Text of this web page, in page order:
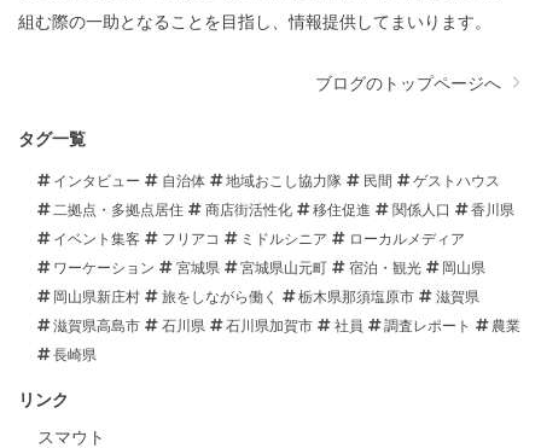
組む際の一助となることを目指し、情報提供してまいります。
ブログのトップページへ
タグ一覧
インタビュー 自治体 地域おこし協力隊 民間
ゲストハウス
二拠点・多拠点居住
商店街活性化 移住促進 関係人口
香川県
イベント集客
フリアコ ミドルシニア
ローカルメディア
ワーケーション
宮城県 宮城県山元町 宿泊・観光
岡山県
岡山県新庄村
旅をしながら働く 栃木県那須塩原市
滋賀県
滋賀県高島市
石川県 石川県加賀市 社員 調査レポート
農業
長崎県
リンク
スマウト